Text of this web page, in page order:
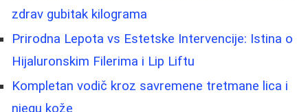
zdrav gubitak kilograma
Prirodna Lepota vs Estetske Intervencije: Istina o
Hijaluronskim Filerima i Lip Liftu
Kompletan vodič kroz savremene tretmane lica i
njegu kože